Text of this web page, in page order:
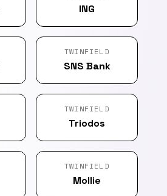
ING
TWINFIELD
SNS Bank
TWINFIELD
Triodos
TWINFIELD
Mollie